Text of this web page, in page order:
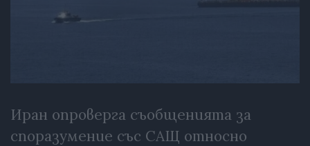
Иран опроверга съобщенията за
споразумение със САЩ относно